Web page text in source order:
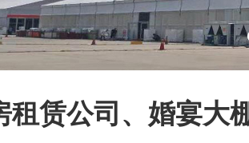
租赁公司、婚宴大